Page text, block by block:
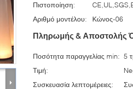
Πιστοποίηση:
Αριθμό μοντέλου:
Κώνος-06
Πληρωμής & Αποστολής
Ποσότητα παραγγελίας min: 5
Τιμή:
Συσκευασία λεπτομέρειες: